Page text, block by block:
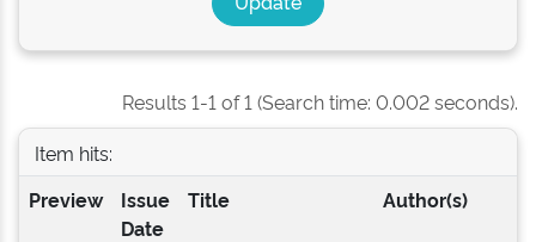
Results 1-1 of 1 (Search time: 0.002 seconds).
Item hits:
Preview
Issue
Date
Title Author(s)